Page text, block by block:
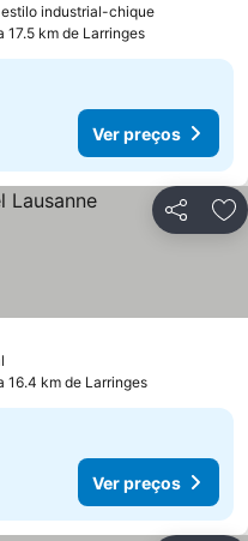
estilo industrial-chique
17.5 km de Larringes
Ver preços
Partilhar
16.4 km de Larringes
Ver preços